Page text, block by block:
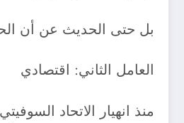
بل حتى الحديث عن أن
العامل الثاني: اقتصادي ​